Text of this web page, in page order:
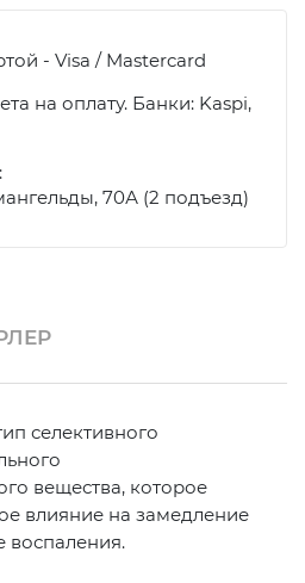
- Visa / Mastercard
на оплату. Банки: Kaspi,
70А (2 подъезд)
селективного
вещества, которое
влияние на замедление
воспаления.